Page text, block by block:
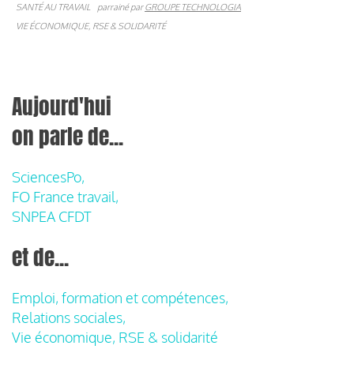
SANTÉ AU TRAVAIL
parrainé parGROUPE TECHNOLOGIA
VIE ÉCONOMIQUE, RSE & SOLIDARITÉ
Aujourd'hui
on parle de...
SciencesPo,
FO France travail,
SNPEA CFDT
et de...
Emploi, formation et compétences,
Relations sociales,
Vie économique, RSE & solidarité